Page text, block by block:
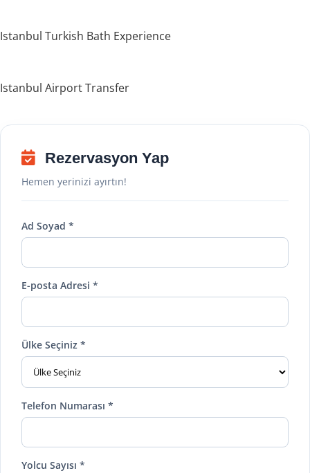
Istanbul Turkish Bath Experience
Istanbul Airport Transfer
Rezervasyon Yap
Hemen yerinizi ayırtın!
Ad Soyad *
E-posta Adresi *
Ülke Seçiniz *
Telefon Numarası *
Yolcu Sayısı *